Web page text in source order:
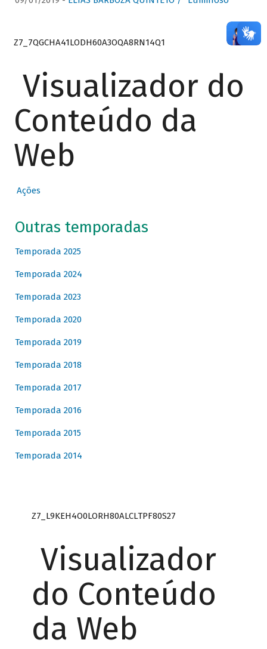
Z7_7QGCHA41LODH60A3OQA8RN14Q1
Visualizador do
Conteúdo da
Web
Ações
Outras temporadas
Temporada 2025
Temporada 2024
Temporada 2023
Temporada 2020
Temporada 2019
Temporada 2018
Temporada 2017
Temporada 2016
Temporada 2015
Temporada 2014
Z7_L9KEH4O0LORH80ALCLTPF80S27
Visualizador
do Conteúdo
da Web